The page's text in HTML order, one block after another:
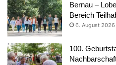
Bernau –
Bereich
6. August 2026
100.